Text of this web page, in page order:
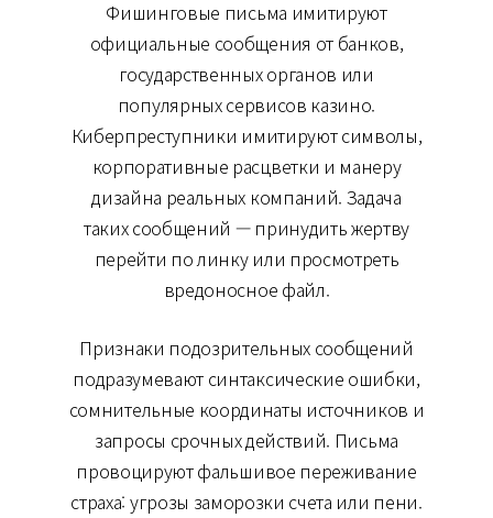
Фишинговые письма имитируют
официальные сообщения от банков,
государственных органов или
популярных сервисов казино.
Киберпреступники имитируют символы,
корпоративные расцветки и манеру
дизайна реальных компаний. Задача
таких сообщений — принудить жертву
перейти по линку или просмотреть
вредоносное файл.
Признаки подозрительных сообщений
подразумевают синтаксические ошибки,
сомнительные координаты источников и
запросы срочных действий. Письма
провоцируют фальшивое переживание
страха: угрозы заморозки счета или пени.